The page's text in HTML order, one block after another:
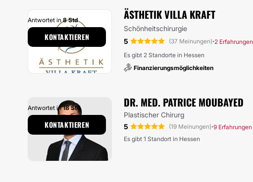
ÄSTHETIK VILLA KRAFT
Schönheitschirurgie
5
(37 Meinungen)·2 Erfahrungen
Es gibt 2 Standorte in Hessen
Finanzierungsmöglichkeiten
Antwortet in8 Std
KONTAKTIEREN
DR. MED. PATRICE MOUBAYED
Plastischer Chirurg
5
(19 Meinungen)·9 Erfahrungen
Es gibt 1 Standort in Hessen
Antwortet in18 Std
KONTAKTIEREN